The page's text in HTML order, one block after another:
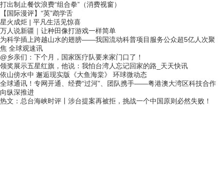
打出制止餐饮浪费“组合拳”（消费视窗）
【国际漫评】“英”鹉学舌
星火成炬 | 平凡生活见惊喜
万人说新疆｜让种田像打游戏一样简单
为科学插上跨越山水的翅膀——我国流动科普项目服务公众超5亿人次聚
焦 全球观速讯
@乡亲们：下个月，国家医疗队要来家门口了！
领奖展示五星红旗，他说：我怕台湾人忘记回家的路_天天快讯
依山傍水中 邂逅现实版《大鱼海棠》 环球微动态
全球通讯！专网开通、经费“过河”、团队携手——粤港澳大湾区科技合作
向纵深推进
热文：总台海峡时评丨涉台提案再被拒，挑战一个中国原则必然失败！